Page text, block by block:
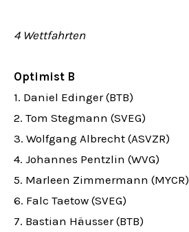
4 Wettfahrten
Optimist B
1. Daniel Edinger (BTB)
2. Tom Stegmann (SVEG)
3. Wolfgang Albrecht (ASVZR)
4. Johannes Pentzlin (WVG)
5. Marleen Zimmermann (MYCR)
6. Falc Taetow (SVEG)
7. Bastian Häusser (BTB)